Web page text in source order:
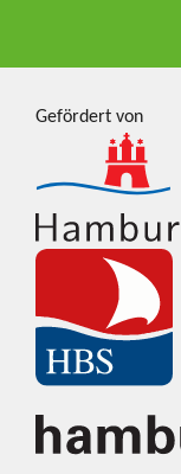
Gefördert von